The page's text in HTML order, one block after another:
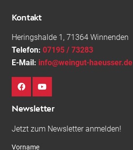
Kontakt
Heringshalde 1, 71364 Winnenden
Telefon: 07195 / 73283
E-Mail: info@weingut-haeusser.de
Newsletter
Jetzt zum Newsletter anmelden!
Vorname